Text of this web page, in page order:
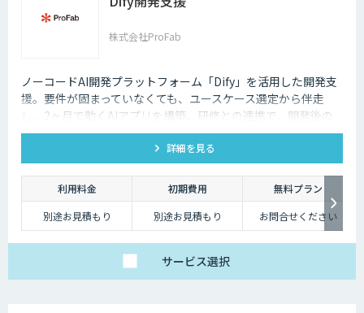
株式会社ProFab
ノーコードAI開発プラットフォーム「Dify」を活用した開発支
援。要件が固まっていなくても、ユースケース選定から伴走
し、2ヶ月で動くAIアプリを構築。研修との連携で、開発後の
内製化・自走までサポートします。
詳細を見る
利用料金 初期費用
無料プラン
別途お見積もり
別途お見積もり お問合せください
サービス選択